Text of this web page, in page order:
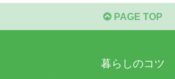
PAGE TOP
暮らしのコツ